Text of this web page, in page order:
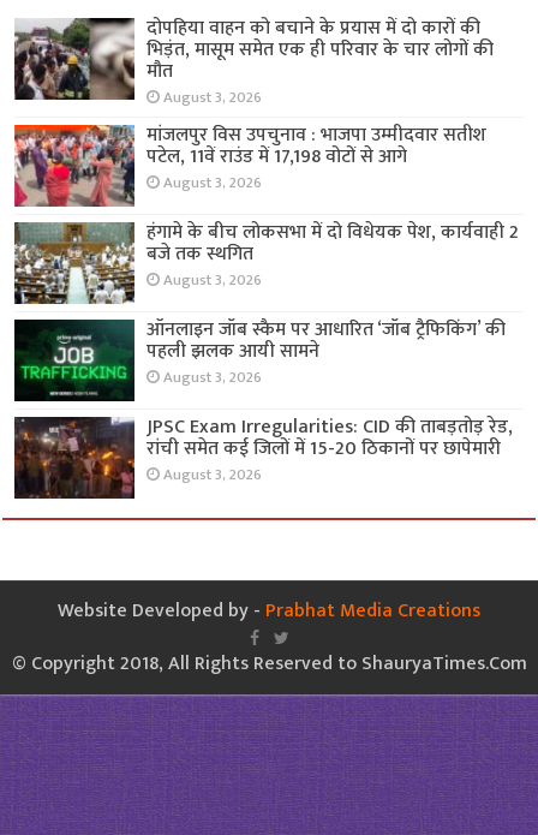
दोपहिया वाहन को बचाने के प्रयास में दो कारों की
भिड़ंत, मासूम समेत एक ही परिवार के चार लोगों की
मौत
August 3, 2026
मांजलपुर विस उपचुनाव : भाजपा उम्मीदवार सतीश
पटेल, 11वें राउंड में 17,198 वोटों से आगे
August 3, 2026
हंगामे के बीच लोकसभा में दो विधेयक पेश, कार्यवाही 2
बजे तक स्थगित
August 3, 2026
ऑनलाइन जॉब स्कैम पर आधारित ‘जॉब ट्रैफिकिंग’ की
पहली झलक आयी सामने
August 3, 2026
JPSC Exam Irregularities: CID की ताबड़तोड़ रेड,
रांची समेत कई जिलों में 15-20 ठिकानों पर छापेमारी
August 3, 2026
Website Developed by - Prabhat Media Creations
© Copyright 2018, All Rights Reserved to ShauryaTimes.Com